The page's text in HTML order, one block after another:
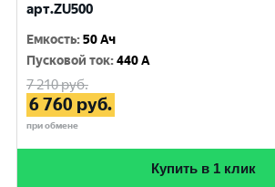
арт.ZU500
Емкость:50 Ач
Пусковой ток:440 A
7 210руб.
6 760 руб.
при обмене
Купить в 1 клик